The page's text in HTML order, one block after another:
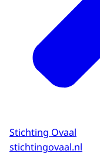
Stichting Ovaal
stichtingovaal.nl